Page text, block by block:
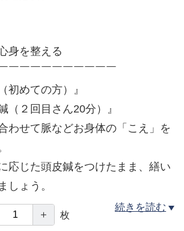
身を整える
￣￣￣￣￣￣￣￣￣￣
初めての方）』
（２回目さん20分）』
わせて脈などお身体の「こえ」を
応じた頭皮鍼をつけたまま、繕い
しょう。
る間に、頭の鍼がじっくりとお身
伝いをいたします。
続きを読む
＋ 枚